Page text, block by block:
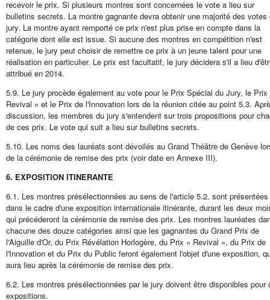
recevoir le prix. Si plusieurs montres sont concernées le vote a lieu sur
bulletins secrets. La montre gagnante devra obtenir une majorité des votes
jury. La montre ayant remporté ce prix n'est plus prise en compte dans la
catégorie dont elle est issue. Si aucune des montres en compétition n'est
retenue, le jury peut choisir de remettre ce prix à un jeune talent pour une
réalisation en particulier. Le prix est facultatif, le jury décidera s'il a lieu
attribué en 2014.
5.9. Le jury procède également au vote pour le Prix Spécial du Jury, le Prix
Revival » et le Prix de l'Innovation lors de la réunion citée au point 5.3.
discussion, les membres du jury s'entendent sur trois propositions pour
de ces prix. Le vote qui suit a lieu sur bulletins secrets.
5.10. Les noms des lauréats sont dévoilés au Grand Théâtre de Genève
de la cérémonie de remise des prix (voir date en Annexe III).
6. EXPOSITION ITINERANTE
6.1. Les montres présélectionnées au sens de l'article 5.2. sont présentées
dans le cadre d'une exposition internationale itinérante, durant les deux
qui précéderont la cérémonie de remise des prix. Les montres lauréates
chacune des douze catégories ainsi que les gagnantes du Grand Prix de
l'Aiguille d'Or, du Prix Révélation Horlogère, du Prix « Revival », du Prix de
l'Innovation et du Prix du Public feront également l'objet d'une exposition,
aura lieu après la cérémonie de remise des prix.
6.2. Les montres présélectionnées par le jury doivent être disponibles pour
expositions.